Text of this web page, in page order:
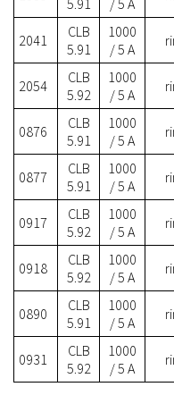
2041
CLB
5.91
1000
/ 5 A
2054
CLB
5.92
1000
/ 5 A
0876
CLB
5.91
1000
/ 5 A
0877
CLB
5.91
1000
/ 5 A
0917
CLB
5.92
1000
/ 5 A
0918
CLB
5.92
1000
/ 5 A
0890
CLB
5.91
1000
/ 5 A
0931
CLB
5.92
1000
/ 5 A